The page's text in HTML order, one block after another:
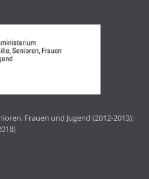
Frauen und Jugend (2012-2013);